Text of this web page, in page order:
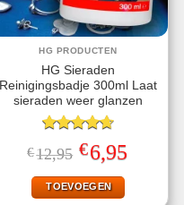
HG PRODUCTEN
HG Sieraden
Reinigingsbadje 300ml Laat
sieraden weer glanzen
Gewaardeerd
4.67uit 5
€12,95 Oorspronkelijke
prijs
was:
€12,95.
€6,95prijs
TOEVOEGEN